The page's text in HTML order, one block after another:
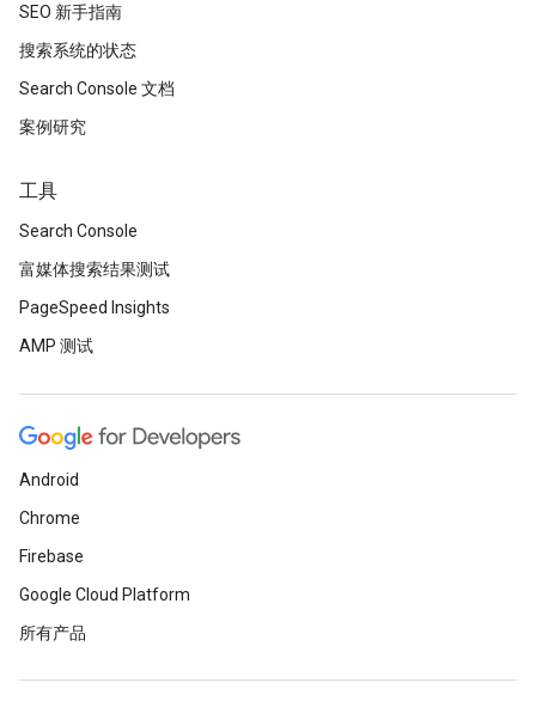
SEO 新手指南
搜索系统的状态
Search Console 文档
案例研究
工具
Search Console
富媒体搜索结果测试
PageSpeed Insights
AMP 测试
Android
Chrome
Firebase
Google Cloud Platform
所有产品